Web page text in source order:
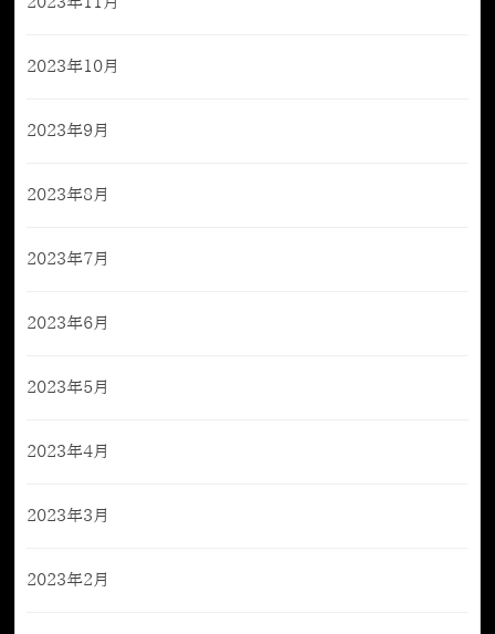
2023年10月
2023年9月
2023年8月
2023年7月
2023年6月
2023年5月
2023年4月
2023年3月
2023年2月